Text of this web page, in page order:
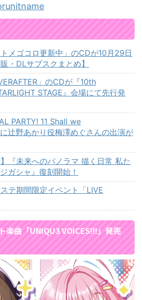
トメゴコロ更新中」のCDが10月29日
・DLサブスクまとめ】
」のCDが『10th
STAGE』会場にて先行発
PARTY! 11 Shall we
辻野あかり役梅澤めぐさんの出演が
】『未来へのパノラマ 描く日常 私た
ガシャ』復刻開始！
テ期間限定イベント「LIVE
楽曲「UNIQU3 VOICES!!!」発売